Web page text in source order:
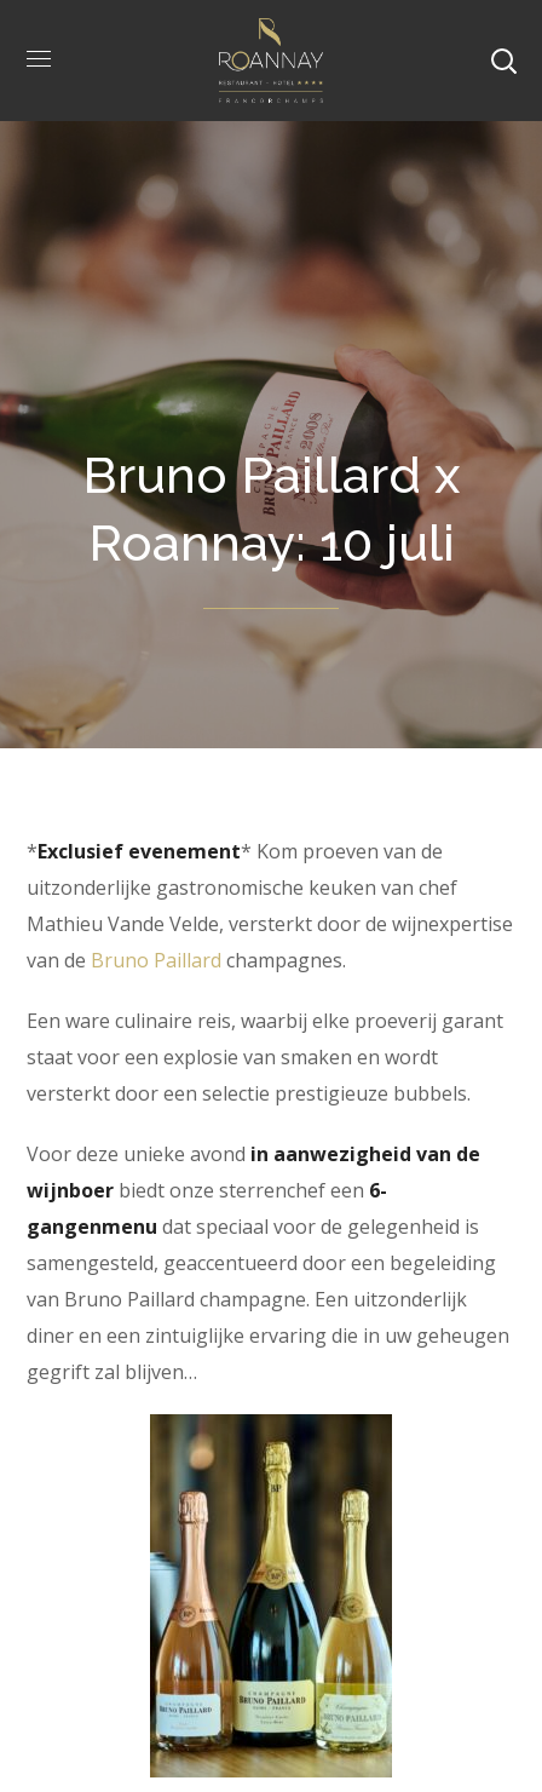
Bruno Paillard x
Roannay: 10 juli
*Exclusief evenement* Kom proeven van de
uitzonderlijke gastronomische keuken van chef
Mathieu Vande Velde, versterkt door de wijnexpertise
van de Bruno Paillard champagnes.
Een ware culinaire reis, waarbij elke proeverij garant
staat voor een explosie van smaken en wordt
versterkt door een selectie prestigieuze bubbels.
Voor deze unieke avond in aanwezigheid van de
wijnboer biedt onze sterrenchef een 6-
gangenmenu dat speciaal voor de gelegenheid is
samengesteld, geaccentueerd door een begeleiding
van Bruno Paillard champagne. Een uitzonderlijk
diner en een zintuiglijke ervaring die in uw geheugen
gegrift zal blijven…